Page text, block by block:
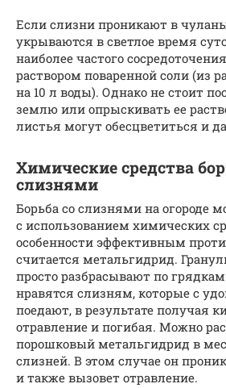
Если слизни проникают в
укрываются в светлое время
наиболее частого
раствором поваренной соли (из
на 10 л воды). Однако не стоит
землю или опрыскивать ее
листья могут обесцветиться и
Химические средства
слизнями
Борьба со слизнями на огороде
с использованием химических
особенности эффективным
считается метальгидрид.
просто разбрасывают по
нравятся слизням, которые с
поедают, в результате получая
отравление и погибая. Можно
порошковый метальгидрид в
слизней. В этом случае он
и также вызовет отравление.